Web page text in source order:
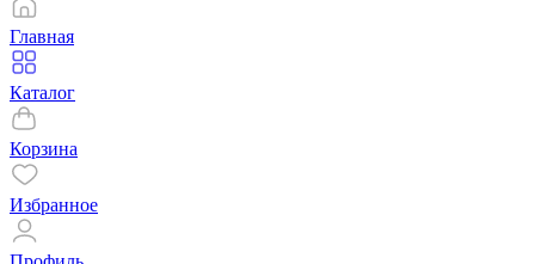
Главная
Каталог
Корзина
Избранное